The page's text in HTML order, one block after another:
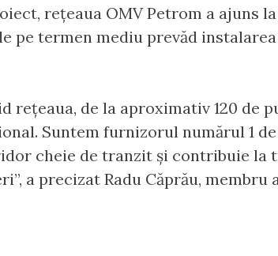
rețeaua OMV Petrom a ajuns
pe termen mediu prevăd
rețeaua, de la aproximativ 120 de
Suntem furnizorul numărul 1
cheie de tranzit și contribuie
a precizat Radu Căprău,